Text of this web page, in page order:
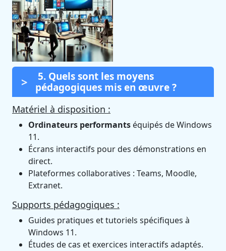
5. Quels sont les moyens
pédagogiques mis en œuvre ?
Matériel à disposition :
Ordinateurs performants équipés de Windows
11.
Écrans interactifs pour des démonstrations en
direct.
Plateformes collaboratives : Teams, Moodle,
Extranet.
Supports pédagogiques :
Guides pratiques et tutoriels spécifiques à
Windows 11.
Études de cas et exercices interactifs adaptés.